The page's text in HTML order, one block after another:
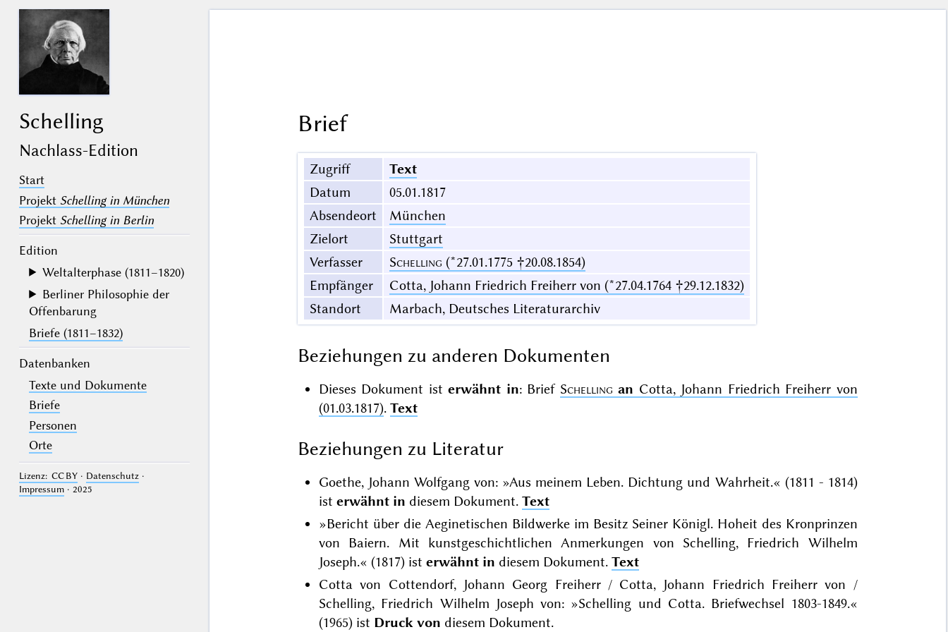
Schelling
Nachlass-Edition
Start
Projekt Schelling in München
Projekt Schelling in Berlin
Edition
Weltalterphase (1811–1820)
Berliner Philosophie der
Offenbarung
Briefe (1811–1832)
Datenbanken
Texte und Dokumente
Briefe
Personen
Orte
Lizenz: CC BY· Datenschutz·
Impressum· 2025
Brief
Zugriff
Text
Datum
05.01.1817
Absendeort
München
Zielort
Stuttgart
Verfasser
Schelling (*27.01.1775 †20.08.1854)
Empfänger
Cotta, Johann Friedrich Freiherr von (*27.04.1764 †29.12.1832)
Standort
Marbach, Deutsches Literaturarchiv
Beziehungen zu anderen Dokumenten
Dieses Dokument isterwähnt in: Brief Schelling an Cotta, Johann Friedrich Freiherr von
(01.03.1817). Text
Beziehungen zu Literatur
Goethe, Johann Wolfgang von: »Aus meinem Leben. Dichtung und Wahrheit.« (1811 - 1814)
ist erwähnt in diesem Dokument. Text
»Bericht über die Aeginetischen Bildwerke im Besitz Seiner Königl. Hoheit des Kronprinzen
von Baiern. Mit kunstgeschichtlichen Anmerkungen von Schelling, Friedrich Wilhelm
Joseph.« (1817) ist erwähnt in diesem Dokument. Text
Cotta von Cottendorf, Johann Georg Freiherr / Cotta, Johann Friedrich Freiherr von /
Schelling, Friedrich Wilhelm Joseph von: »Schelling und Cotta. Briefwechsel 1803-1849.«
(1965) ist Druck von diesem Dokument.